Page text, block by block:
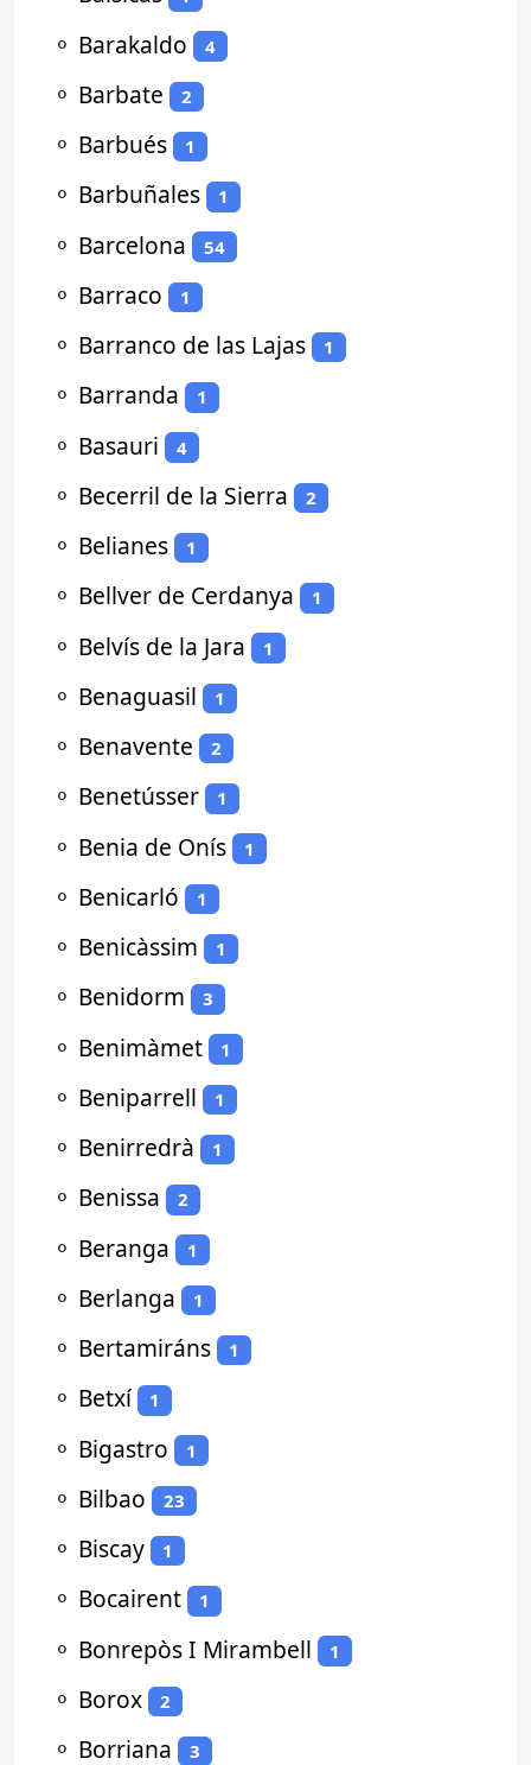
⚬ Barakaldo 4
⚬ Barbate 2
⚬ Barbués 1
⚬ Barbuñales 1
⚬ Barcelona 54
⚬ Barraco 1
⚬ Barranco de las Lajas 1
⚬ Barranda 1
⚬ Basauri 4
⚬ Becerril de la Sierra 2
⚬ Belianes 1
⚬ Bellver de Cerdanya 1
⚬ Belvís de la Jara 1
⚬ Benaguasil 1
⚬ Benavente 2
⚬ Benetússer 1
⚬ Benia de Onís 1
⚬ Benicarló 1
⚬ Benicàssim 1
⚬ Benidorm 3
⚬ Benimàmet 1
⚬ Beniparrell 1
⚬ Benirredrà 1
⚬ Benissa 2
⚬ Beranga 1
⚬ Berlanga 1
⚬ Bertamiráns 1
⚬ Betxí 1
⚬ Bigastro 1
⚬ Bilbao 23
⚬ Biscay 1
⚬ Bocairent 1
⚬ Bonrepòs I Mirambell 1
⚬ Borox 2
⚬ Borriana 3